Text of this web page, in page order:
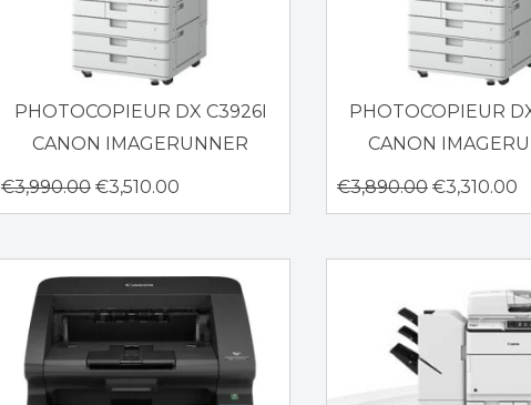
PHOTOCOPIEUR DX C3926I
CANON IMAGERUNNER
€3,990.00 €3,510.00
PHOTOCOPIEUR
CANON
€3,890.00 €3,310.00